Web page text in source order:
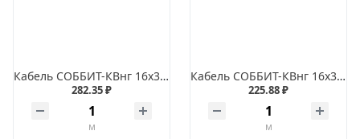
Кабель СОББИТ-КВнг 16х3х1,5
282.35 ₽
м
Кабель СОББИТ-КВнг 16х3х1,2
225.88 ₽
м